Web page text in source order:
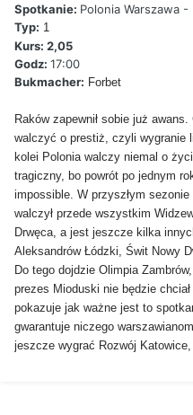
Spotkanie: Polonia Warszawa
Typ: 1
Kurs: 2,05
Godz: 17:00
Bukmacher: Forbet
Raków zapewnił sobie już
walczyć o prestiż, czyli wygranie
kolei Polonia walczy niemal o
tragiczny, bo powrót po jednym
impossible. W przyszłym
walczył przede wszystkim
Drwęca, a jest jeszcze kilka
Aleksandrów Łódzki, Świt Nowy
Do tego dojdzie Olimpia
prezes Mioduski nie będzie
pokazuje jak ważne jest to
gwarantuje niczego
jeszcze wygrać Rozwój